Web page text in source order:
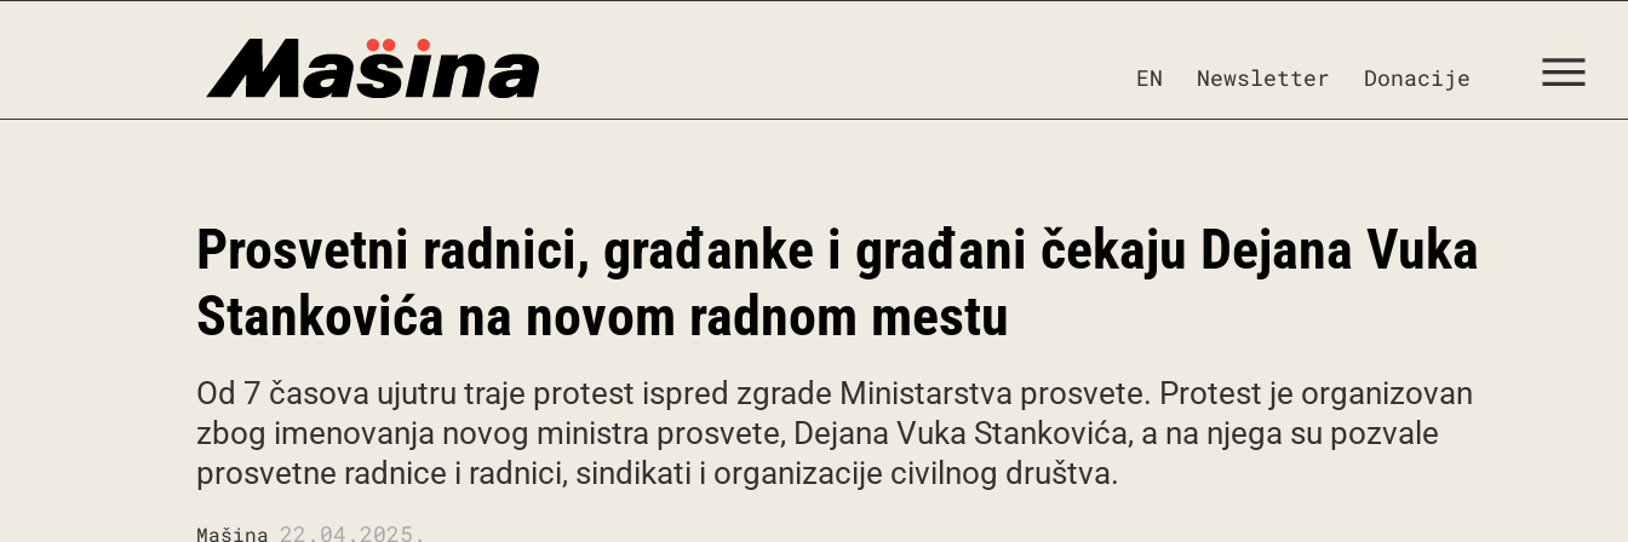
EN Newsletter Donacije
Prosvetni radnici, građanke i građani čekaju Dejana Vuka
Stankovića na novom radnom mestu
Od 7 časova ujutru traje protest ispred zgrade Ministarstva prosvete. Protest je organizovan
zbog imenovanja novog ministra prosvete, Dejana Vuka Stankovića, a na njega su pozvale
prosvetne radnice i radnici, sindikati i organizacije civilnog društva.
Mašina 22.04.2025.